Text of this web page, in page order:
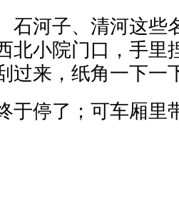
石河子、清河这些
北小院门口，手里
过来，纸角一下一
于停了；可车厢里